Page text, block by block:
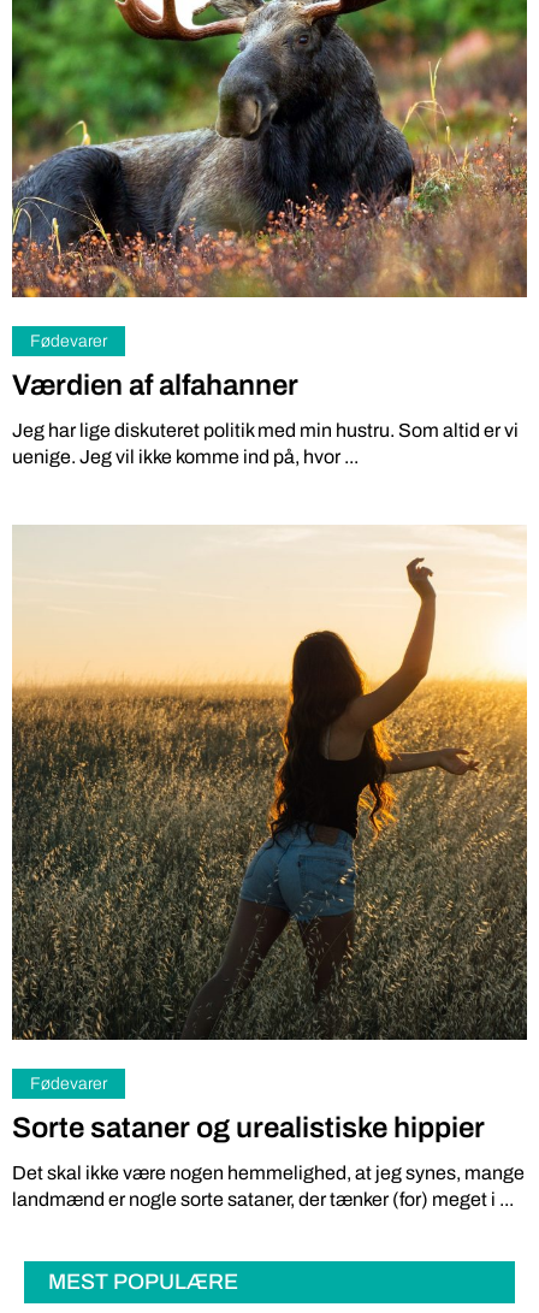
Fødevarer
Værdien af alfahanner
Jeg har lige diskuteret politik med min hustru. Som altid er vi
uenige. Jeg vil ikke komme ind på, hvor ...
Fødevarer
Sorte sataner og urealistiske hippier
Det skal ikke være nogen hemmelighed, at jeg synes, mange
landmænd er nogle sorte sataner, der tænker (for) meget i ...
MEST POPULÆRE